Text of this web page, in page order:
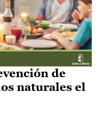
de
naturales el